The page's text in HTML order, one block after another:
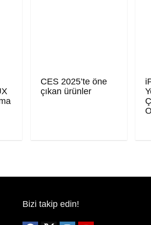
CES 2025’te öne
çıkan ürünler
Bizi takip edin!